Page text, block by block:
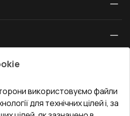
використовуємо файли
для технічних цілей і, за